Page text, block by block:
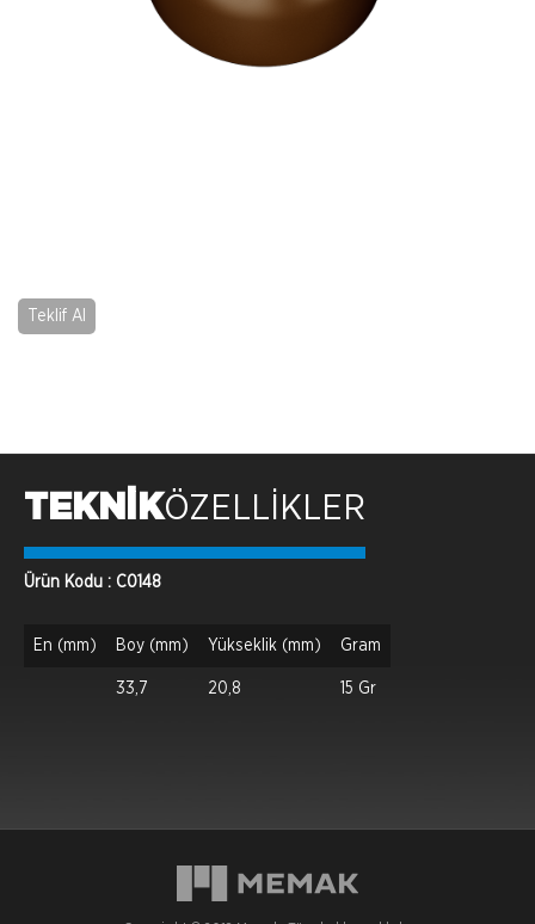
Teklif Al
TEKNİKÖZELLİKLER
Ürün Kodu : C0148
En (mm) Boy (mm) Yükseklik (mm) Gram
33,7 20,8 15 Gr